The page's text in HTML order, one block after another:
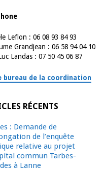
Leflon : 06 08 93 84 93
Grandjean : 06 58 94 04 10
Landas : 07 50 45 06 87
bureau de la coordination
RÉCENTS
: Demande de
de l’enquête
relative au projet
commun Tarbes-
à Lanne